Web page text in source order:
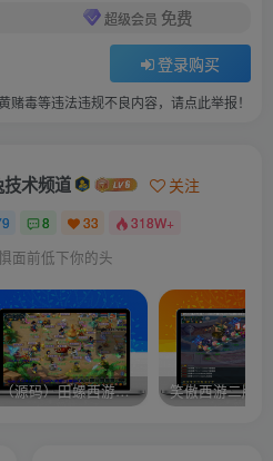
超级会员 免费
登录购买
赌毒等违法违规不良内容，请点此举报！
术频道 关注
8 33 318W+
面前低下你的头
–（源码）田螺西游9.0 假人摆摊18门派飞升渡劫化圣助战最新BB谛听…. 笑傲西游二版-